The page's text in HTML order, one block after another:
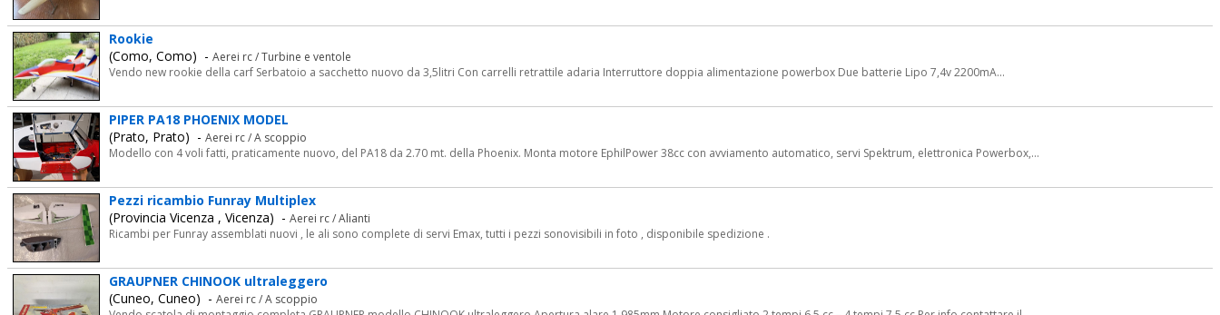
Rookie
(Como, Como) - Aerei rc / Turbine e ventole
Vendo new rookie della carf Serbatoio a sacchetto nuovo da 3,5litri Con carrelli retrattile adaria Interruttore doppia alimentazione powerbox Due batterie Lipo 7,4v 2200mA...
PIPER PA18 PHOENIX MODEL
(Prato, Prato) - Aerei rc / A scoppio
Modello con 4 voli fatti, praticamente nuovo, del PA18 da 2.70 mt. della Phoenix. Monta motore EphilPower 38cc con avviamento automatico, servi Spektrum, elettronica Powerbox,...
Pezzi ricambio Funray Multiplex
(Provincia Vicenza , Vicenza) - Aerei rc / Alianti
Ricambi per Funray assemblati nuovi , le ali sono complete di servi Emax, tutti i pezzi sonovisibili in foto , disponibile spedizione .
GRAUPNER CHINOOK ultraleggero
(Cuneo, Cuneo) - Aerei rc / A scoppio